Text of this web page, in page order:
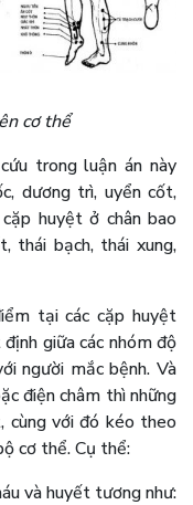
cơ thể
trong luận án này
dương trì, uyển cốt,
huyệt ở chân bao
thái bạch, thái xung,
tại các cặp huyệt
giữa các nhóm độ
người mắc bệnh. Và
điện châm thì những
cùng với đó kéo theo
cơ thể. Cụ thể:
và huyết tương như: